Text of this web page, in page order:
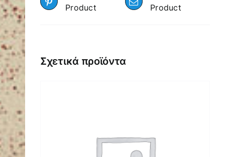
Product
Product
Σχετικά προϊόντα